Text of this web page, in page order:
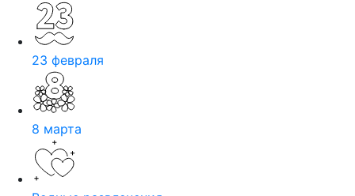
23 февраля
8 марта